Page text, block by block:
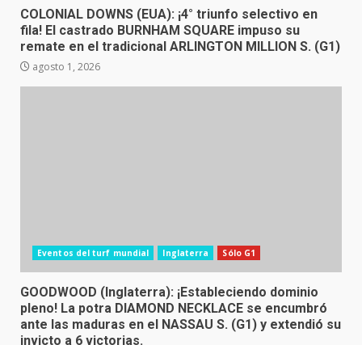
COLONIAL DOWNS (EUA): ¡4° triunfo selectivo en
fila! El castrado BURNHAM SQUARE impuso su
remate en el tradicional ARLINGTON MILLION S. (G1)
agosto 1, 2026
Eventos del turf mundial Inglaterra Sólo G1
GOODWOOD (Inglaterra): ¡Estableciendo dominio
pleno! La potra DIAMOND NECKLACE se encumbró
ante las maduras en el NASSAU S. (G1) y extendió su
invicto a 6 victorias.